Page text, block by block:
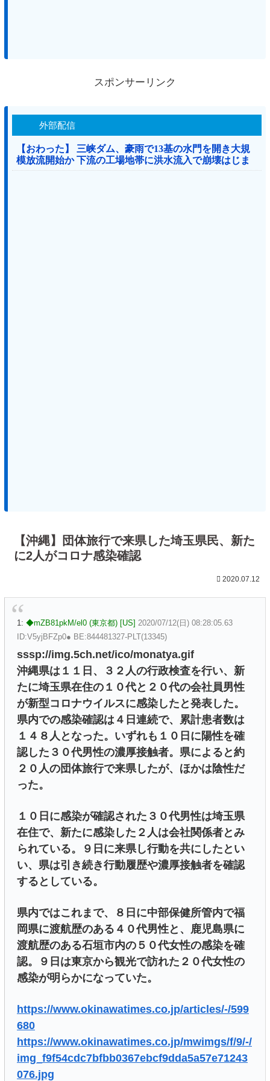
スポンサーリンク
外部配信
【おわった】 三峡ダム、豪雨で13基の水門を開き大規
模放流開始か 下流の工場地帯に洪水流入で崩壊はじま
る
【沖縄】団体旅行で来県した埼玉県民、新た
に2人がコロナ感染確認
2020.07.12
1: ◆mZB81pkM/el0 (東京都) [US] 2020/07/12(日) 08:28:05.63
ID:V5yjBFZp0● BE:844481327-PLT(13345)
sssp://img.5ch.net/ico/monatya.gif
沖縄県は１１日、３２人の行政検査を行い、新
たに埼玉県在住の１０代と２０代の会社員男性
が新型コロナウイルスに感染したと発表した。
県内での感染確認は４日連続で、累計患者数は
１４８人となった。いずれも１０日に陽性を確
認した３０代男性の濃厚接触者。県によると約
２０人の団体旅行で来県したが、ほかは陰性だ
った。
１０日に感染が確認された３０代男性は埼玉県
在住で、新たに感染した２人は会社関係者とみ
られている。９日に来県し行動を共にしたとい
い、県は引き続き行動履歴や濃厚接触者を確認
するとしている。
県内ではこれまで、８日に中部保健所管内で福
岡県に渡航歴のある４０代男性と、鹿児島県に
渡航歴のある石垣市内の５０代女性の感染を確
認。９日は東京から観光で訪れた２０代女性の
感染が明らかになっていた。
https://www.okinawatimes.co.jp/articles/-/599
680
https://www.okinawatimes.co.jp/mwimgs/f/9/-/
img_f9f54cdc7bfbb0367ebcf9dda5a57e71243
076.jpg